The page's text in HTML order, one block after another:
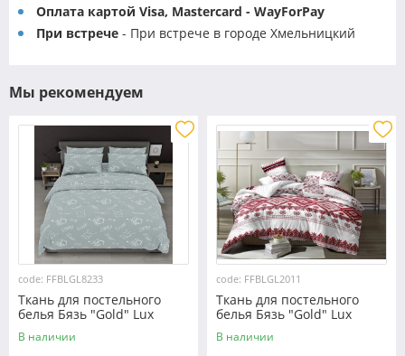
Оплата картой Visa, Mastercard - WayForPay
При встрече - При встрече в городе Хмельницкий
Мы рекомендуем
code: FFBLGL8233
Ткань для постельного
белья Бязь "Gold" Lux
GL8233
В наличии
code: FFBLGL2011
Ткань для постельного
белья Бязь "Gold" Lux
"Украинский орнамент"
GL2011
В наличии